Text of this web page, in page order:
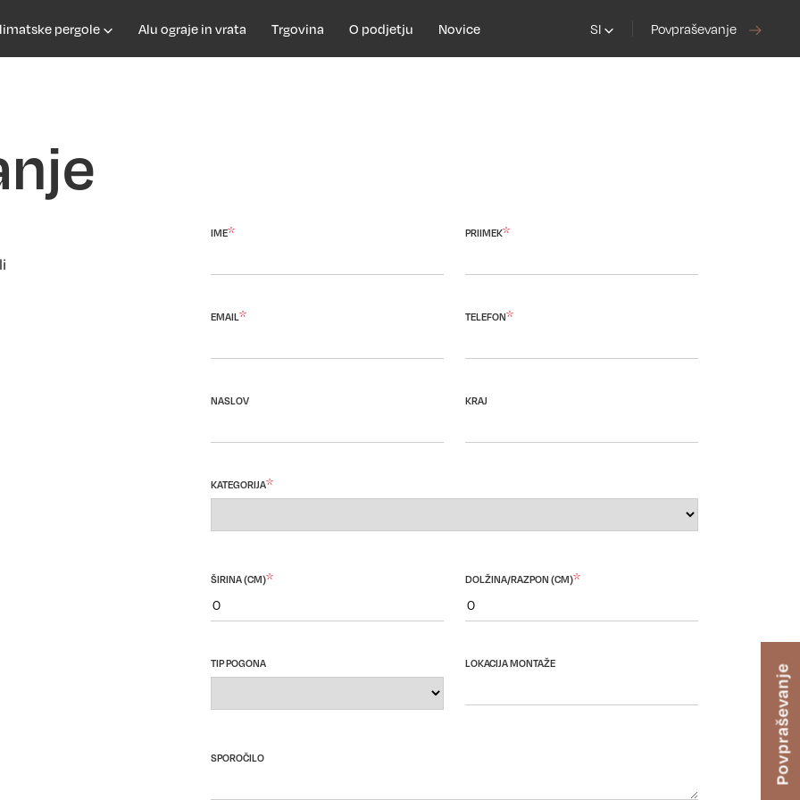
pergole Alu ograje in vrata Trgovina O podjetju Novice SI Povpraševanje
IME* PRIIMEK*
EMAIL* TELEFON*
NASLOV KRAJ
KATEGORIJA*
ŠIRINA (CM)* DOLŽINA/RAZPON (CM)*
TIP POGONA LOKACIJA MONTAŽE
SPOROČILO Povpraševanje